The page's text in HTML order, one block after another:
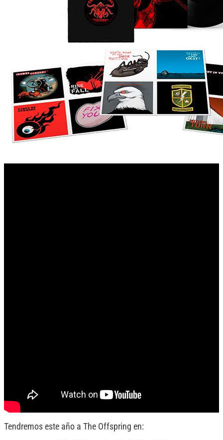
Tendremos este año a The Offspring en: